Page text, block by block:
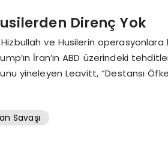
Direnç Yok
ve Husilerin
İran’ın ABD üzerindeki
yineleyen Leavitt, “Destansı
Savaşı